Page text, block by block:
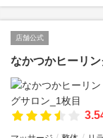
店舗公式
なかつかヒーリ